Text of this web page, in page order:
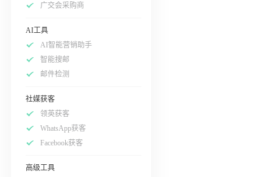
广交会采购商
AI工具
AI智能营销助手
智能搜邮
邮件检测
社媒获客
领英获客
WhatsApp获客
Facebook获客
高级工具